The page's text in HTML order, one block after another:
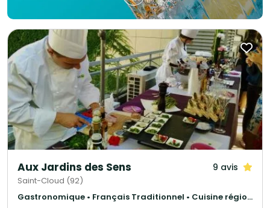
libanais avec tout le mobilier à la location sur le même devis c’est
possible ! Magnolia Traiteur c’est la garantie d’un événement réussi à
tous les niveaux et à petit prix ! Magnolia Traiteur propose ses services sur
toute l'Ile-de-France. Plus de 500 avis clients sur notre site Magnolia For
Event !
Aux Jardins des Sens 9 avis
Saint-Cloud (92)
Gastronomique • Français Traditionnel • Cuisine régionale